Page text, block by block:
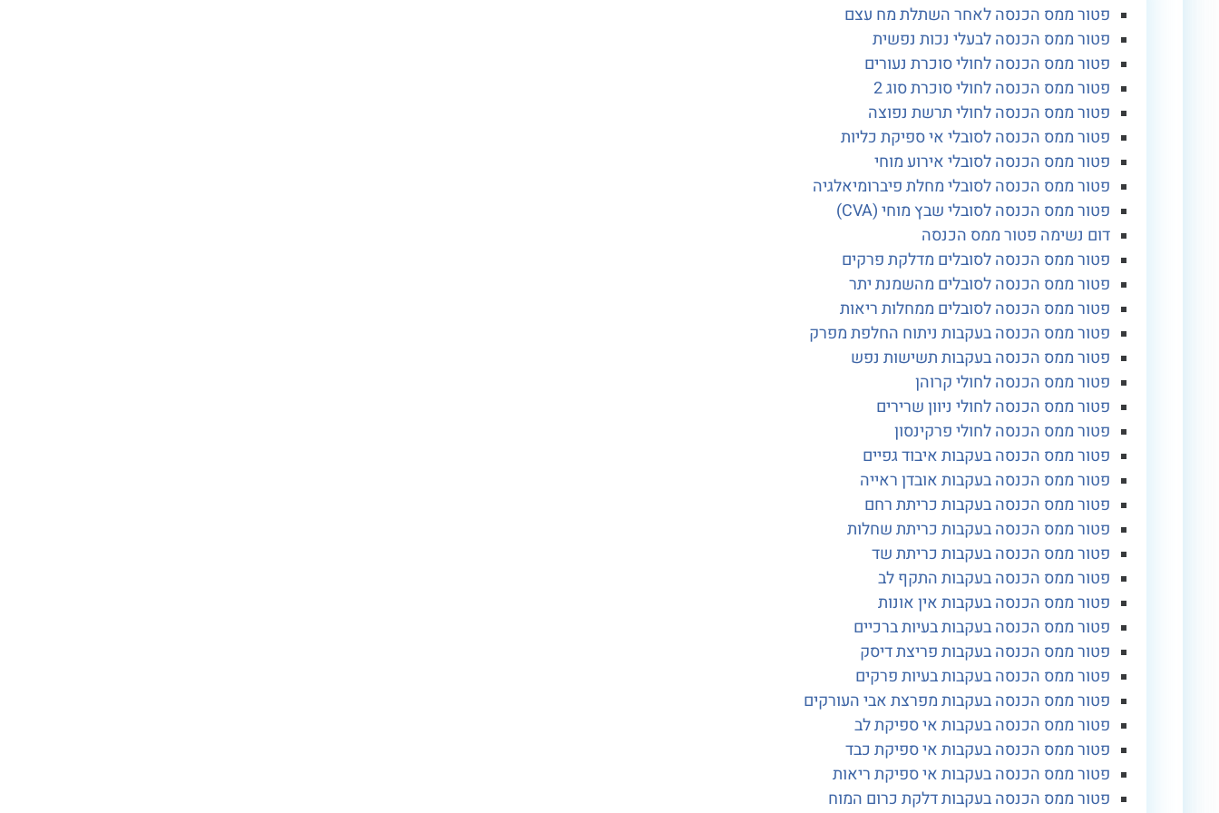
פטור ממס הכנסה לאחר השתלת מח עצם
פטור ממס הכנסה לבעלי נכות נפשית
פטור ממס הכנסה לחולי סוכרת נעורים
פטור ממס הכנסה לחולי סוכרת סוג 2
פטור ממס הכנסה לחולי תרשת נפוצה
פטור ממס הכנסה לסובלי אי ספיקת כליות
פטור ממס הכנסה לסובלי אירוע מוחי
פטור ממס הכנסה לסובלי מחלת פיברומיאלגיה
פטור ממס הכנסה לסובלי שבץ מוחי (CVA)
דום נשימה פטור ממס הכנסה
פטור ממס הכנסה לסובלים מדלקת פרקים
פטור ממס הכנסה לסובלים מהשמנת יתר
פטור ממס הכנסה לסובלים ממחלות ריאות
פטור ממס הכנסה בעקבות ניתוח החלפת מפרק
פטור ממס הכנסה בעקבות תשישות נפש
פטור ממס הכנסה לחולי קרוהן
פטור ממס הכנסה לחולי ניוון שרירים
פטור ממס הכנסה לחולי פרקינסון
פטור ממס הכנסה בעקבות איבוד גפיים
פטור ממס הכנסה בעקבות אובדן ראייה
פטור ממס הכנסה בעקבות כריתת רחם
פטור ממס הכנסה בעקבות כריתת שחלות
פטור ממס הכנסה בעקבות כריתת שד
פטור ממס הכנסה בעקבות התקף לב
פטור ממס הכנסה בעקבות אין אונות
פטור ממס הכנסה בעקבות בעיות ברכיים
פטור ממס הכנסה בעקבות פריצת דיסק
פטור ממס הכנסה בעקבות בעיות פרקים
פטור ממס הכנסה בעקבות מפרצת אבי העורקים
פטור ממס הכנסה בעקבות אי ספיקת לב
פטור ממס הכנסה בעקבות אי ספיקת כבד
פטור ממס הכנסה בעקבות אי ספיקת ריאות
פטור ממס הכנסה בעקבות דלקת כרום המוח